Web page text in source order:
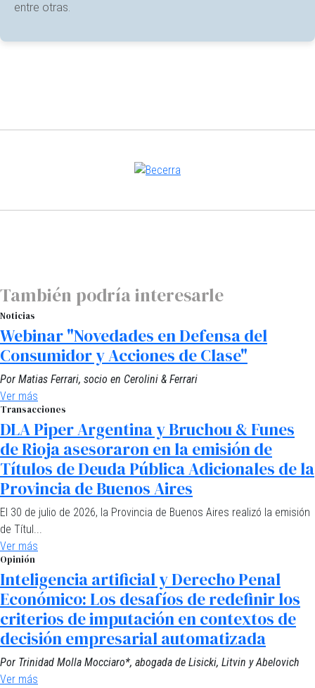
entre otras.
También podría interesarle
Noticias
Webinar "Novedades en Defensa del
Consumidor y Acciones de Clase"
Por Matias Ferrari, socio en Cerolini & Ferrari
Ver más
Transacciones
DLA Piper Argentina y Bruchou & Funes
de Rioja asesoraron en la emisión de
Títulos de Deuda Pública Adicionales de la
Provincia de Buenos Aires
El 30 de julio de 2026, la Provincia de Buenos Aires realizó la emisión
de Títul...
Ver más
Opinión
Inteligencia artificial y Derecho Penal
Económico: Los desafíos de redefinir los
criterios de imputación en contextos de
decisión empresarial automatizada
Por Trinidad Molla Mocciaro*, abogada de Lisicki, Litvin y Abelovich
Ver más